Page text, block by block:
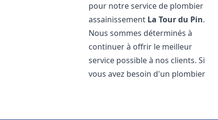
pour notre service de plombier
assainissement La Tour du Pin.
Nous sommes déterminés à
continuer à offrir le meilleur
service possible à nos clients. Si
vous avez besoin d'un plombier